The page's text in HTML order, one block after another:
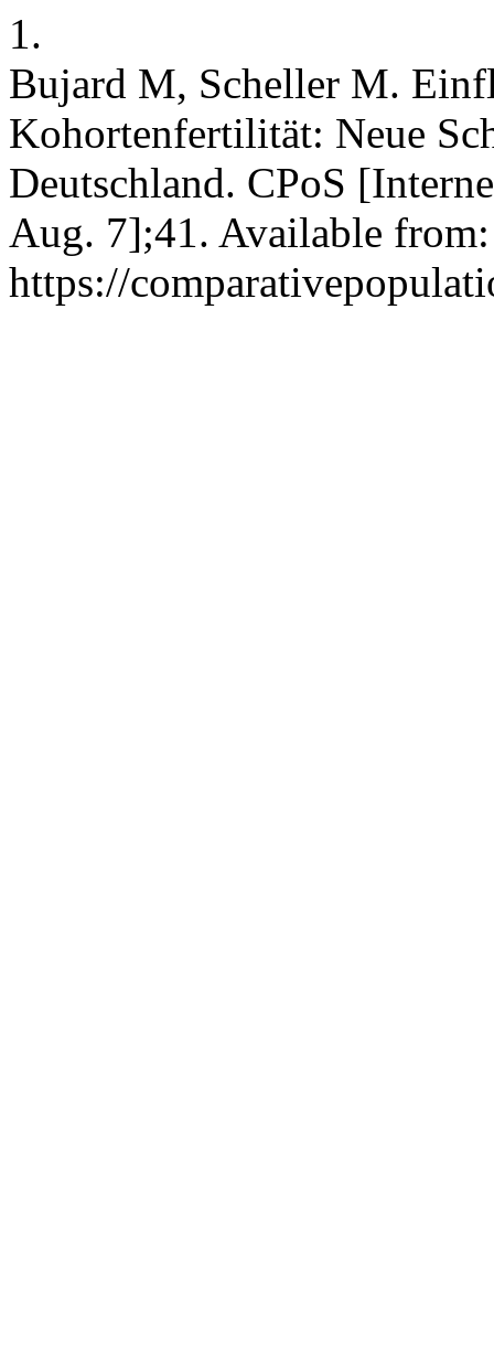
1.
Bujard M, Scheller M.
Kohortenfertilität: Neue
Deutschland. CPoS
Aug. 7];41. Available from:
https://